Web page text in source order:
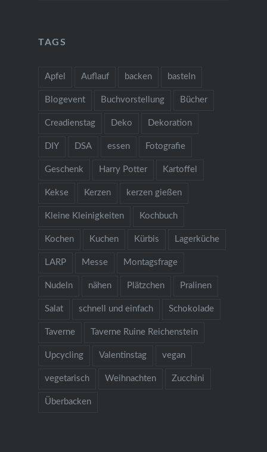
TAGS
Apfel Auflauf backen basteln
Blogevent Buchvorstellung Bücher
Creadienstag Deko Dekoration
DIY DSA essen Fotografie
Geschenk Harry Potter Kartoffel
Kekse Kerzen kerzen gießen
Kleine Kleinigkeiten Kochbuch
Kochen Kuchen Kürbis Lagerküche
LARP Messe Montagsfrage
Nudeln nähen Plätzchen Pralinen
Salat schnell und einfach Schokolade
Taverne Taverne Ruine Reichenstein
Upcycling Valentinstag vegan
vegetarisch Weihnachten Zucchini
Überbacken